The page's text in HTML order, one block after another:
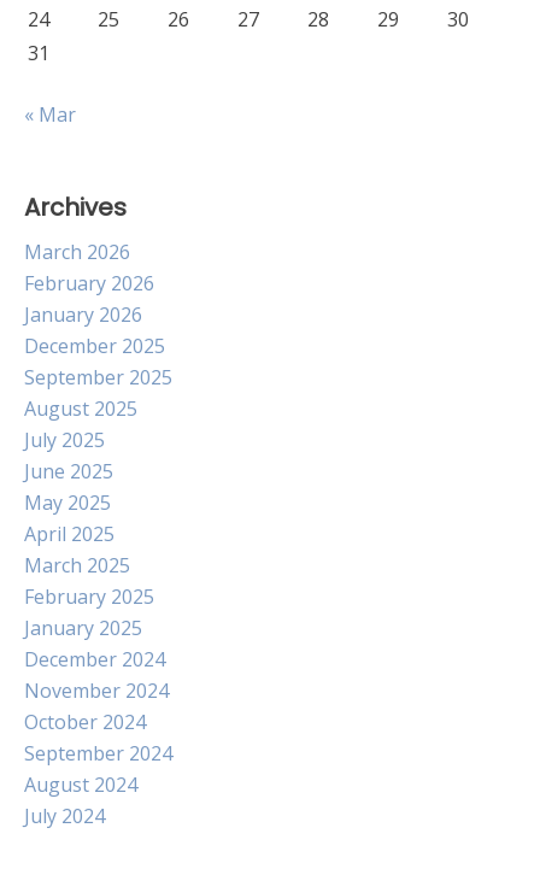
24
25 26 27 28 29
30
31
« Mar
Archives
March 2026
February 2026
January 2026
December 2025
September 2025
August 2025
July 2025
June 2025
May 2025
April 2025
March 2025
February 2025
January 2025
December 2024
November 2024
October 2024
September 2024
August 2024
July 2024